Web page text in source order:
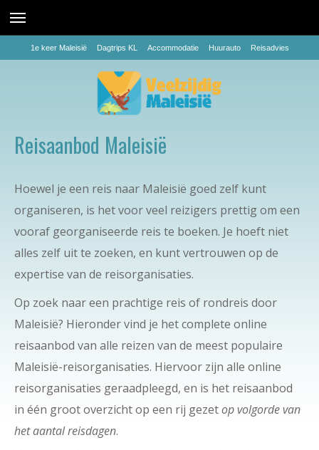
1e keer Maleisië Dagtrips KL Accommodatie Huurauto Reisadvies
Reisaanbod Maleisië
Hoewel je een reis naar Maleisië goed zelf kunt
organiseren, is het voor veel reizigers prettig om een
vooraf georganiseerde reis te boeken. Je hoeft niet
alles zelf uit te zoeken, en kunt vertrouwen op de
expertise van de reisorganisaties.
Op zoek naar een prachtige reis of rondreis door
Maleisië? Hieronder vind je het complete online
reisaanbod van alle reizen van de meest populaire
Maleisië-reisorganisaties. Hiervoor zijn alle online
reisorganisaties geraadpleegd, en is het reisaanbod
in één groot overzicht op een rij gezetop volgorde van
het aantal reisdagen.